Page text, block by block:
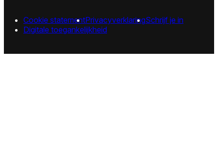
Cookie statementPrivacyverklaringSchrijf je in
Digitale toegankelijkheid